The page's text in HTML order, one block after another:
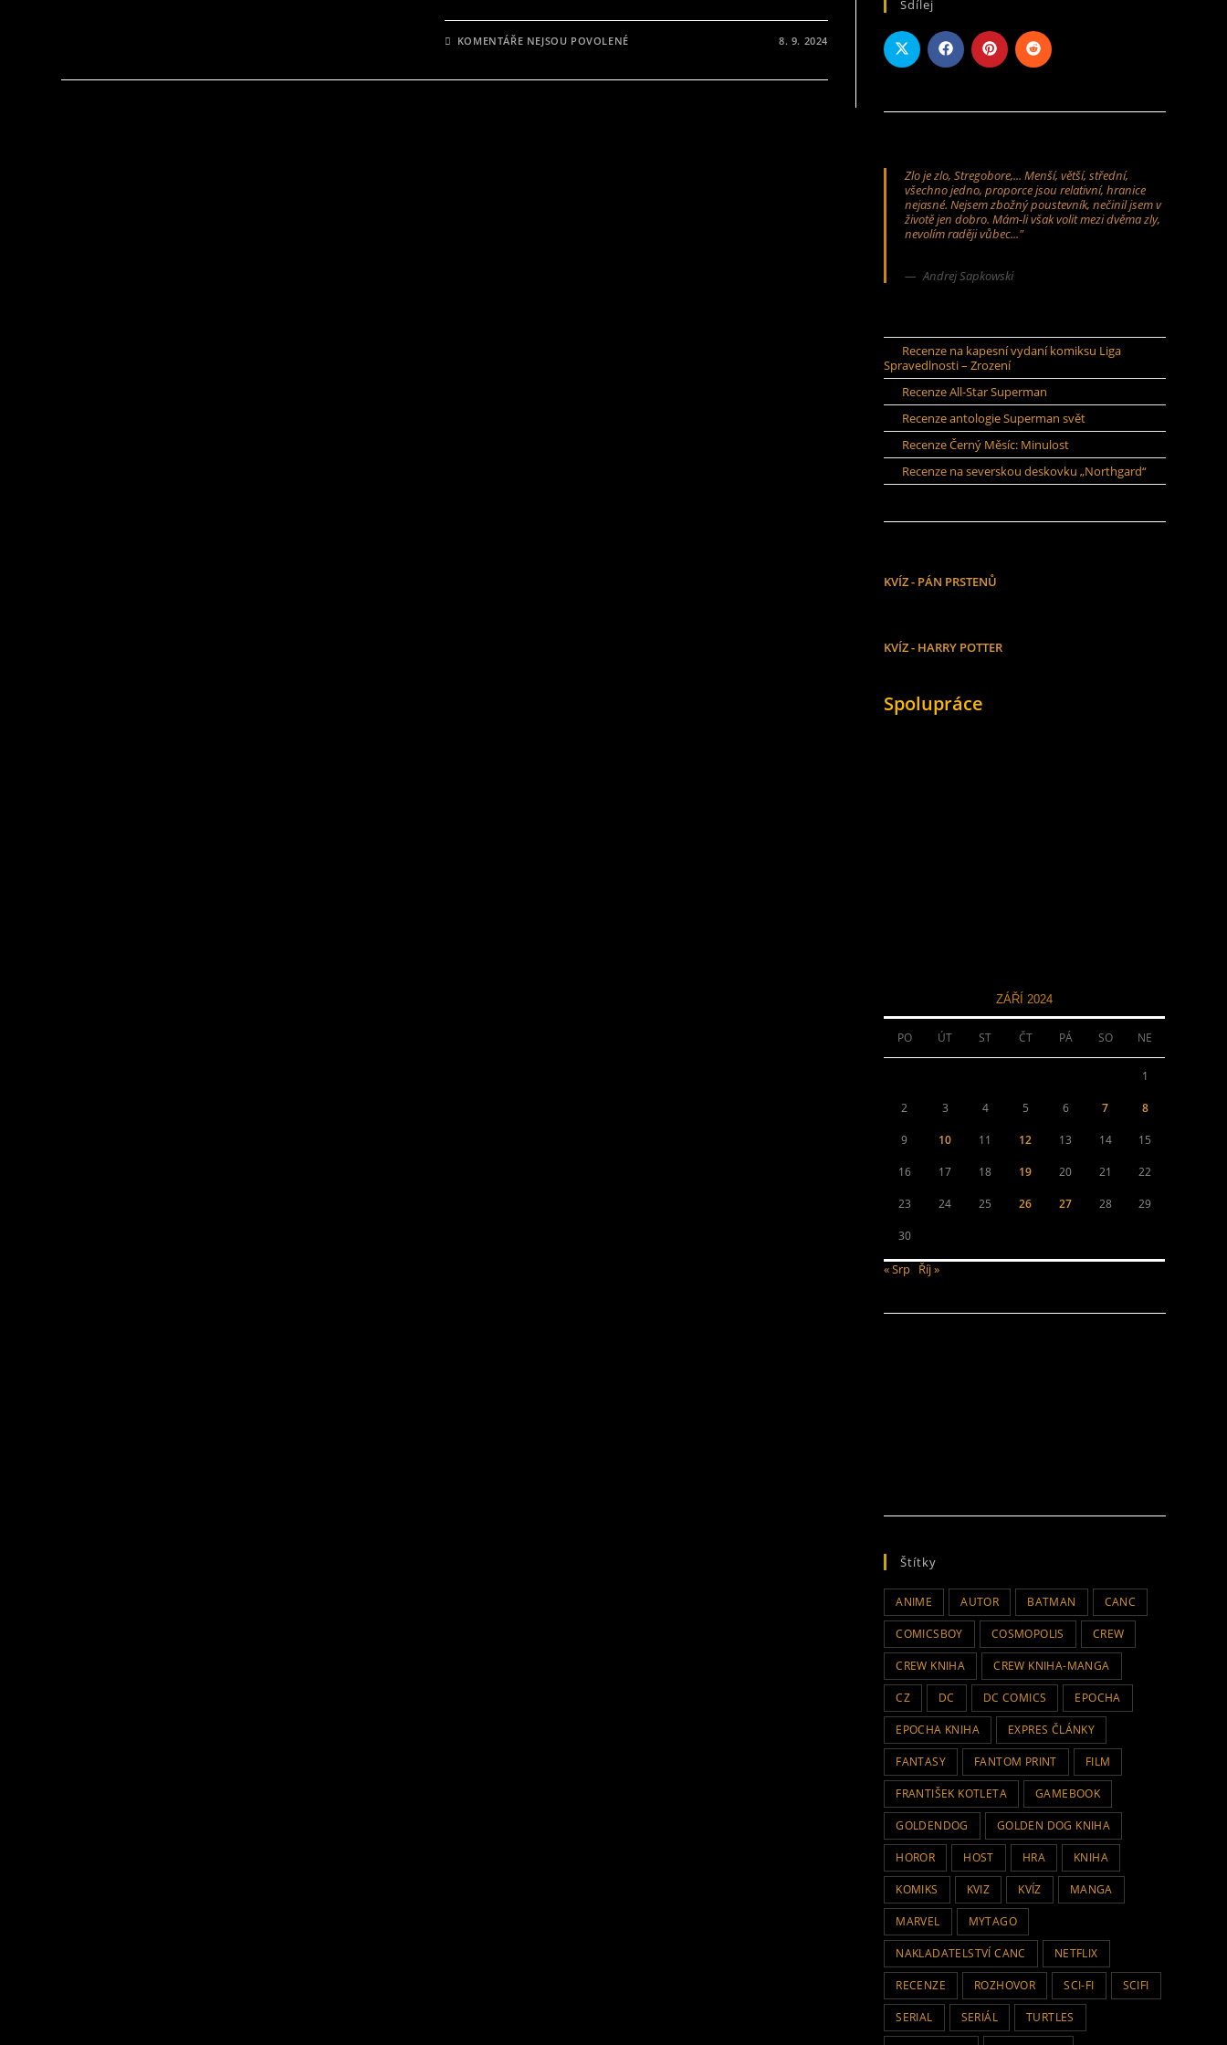
KOMENTÁŘE NEJSOU POVOLENÉU
NÁZVEM
8. 9. 2024
Sdílej
Zlo je zlo, Stregobore,... Menší, větší, střední,
všechno jedno, proporce jsou relativní, hranice
nejasné. Nejsem zbožný poustevník, nečinil jsem v
životě jen dobro. Mám-li však volit mezi dvěma zly,
nevolím raději vůbec..."
Andrej Sapkowski
Recenze na kapesní vydaní komiksu Liga
Spravedlnosti – Zrození
Recenze All-Star Superman
Recenze antologie Superman svět
Recenze Černý Měsíc: Minulost
Recenze na severskou deskovku „Northgard“
KVÍZ - PÁN PRSTENŮ
KVÍZ - HARRY POTTER
Spolupráce
ZÁŘÍ 2024
PO ÚT ST ČT PÁ SO NE
1
2 3 4 5 6 7 8
9 10 11 12 13 14 15
16 17 18 19 20 21 22
23 24 25 26 27 28 29
30
« Srp Říj »
Štítky
ANIME AUTOR BATMAN CANC
COMICSBOY COSMOPOLIS CREW
CREW KNIHA CREW KNIHA-MANGA
CZ DC DC COMICS EPOCHA
EPOCHA KNIHA EXPRES ČLÁNKY
FANTASY FANTOM PRINT FILM
FRANTIŠEK KOTLETA GAMEBOOK
GOLDENDOG GOLDEN DOG KNIHA
HOROR HOST HRA KNIHA
KOMIKS KVIZ KVÍZ MANGA
MARVEL MYTAGO
NAKLADATELSTVÍ CANC NETFLIX
RECENZE ROZHOVOR SCI-FI SCIFI
SERIAL SERIÁL TURTLES